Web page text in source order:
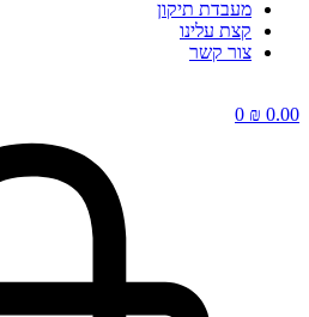
מעבדת תיקון
קצת עלינו
צור קשר
₪0.00
0